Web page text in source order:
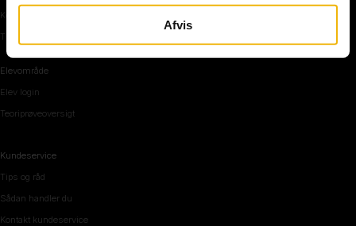
Afvis
Køreteknik
Tips og råd inden teoriprøven
Elevområde
Elev login
Teoriprøveoversigt
Kundeservice
Tips og råd
Sådan handler du
Kontakt kundeservice